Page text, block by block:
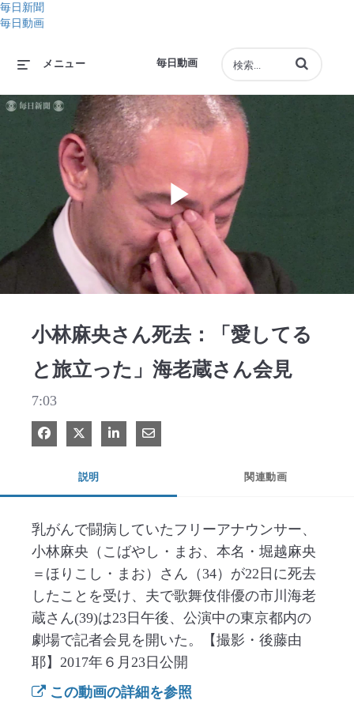
毎日新聞
毎日動画
毎日動画
メニュー 動画の検索語句
Play
小林麻央さん死去：「愛してる
と旅立った」海老蔵さん会見
7:03
Facebook で共有
Xで共有する
LinkedIn で共有
電子メールで共有
説明 関連動画
乳がんで闘病していたフリーアナウンサー、
小林麻央（こばやし・まお、本名・堀越麻央
＝ほりこし・まお）さん（34）が22日に死去
したことを受け、夫で歌舞伎俳優の市川海老
蔵さん(39)は23日午後、公演中の東京都内の
劇場で記者会見を開いた。【撮影・後藤由
耶】2017年６月23日公開
この動画の詳細を参照